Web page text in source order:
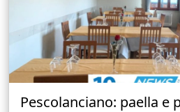
Pescolanciano: paella e